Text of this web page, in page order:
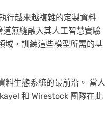
行越來越複雜的定製資料
無縫融入其人工智慧實驗
域，訓練這些模型所需的基
生態系統的最前沿。 當人
和 Wirestock 團隊在此